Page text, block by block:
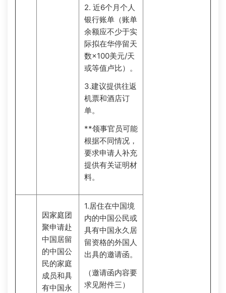
2. 近6个月个人
银行账单（账单
余额应不少于实
际拟在华停留天
数×100美元/天
或等值卢比）。
3.建议提供往返
机票和酒店订
单。
**领事官员可能
根据不同情况，
要求申请人补充
提供有关证明材
料。
因家庭团
聚申请赴
中国居留
的中国公
民的家庭
成员和具
有中国永
1.居住在中国境
内的中国公民或
具有中国永久居
留资格的外国人
出具的邀请函。
（邀请函内容要
求见附件三）